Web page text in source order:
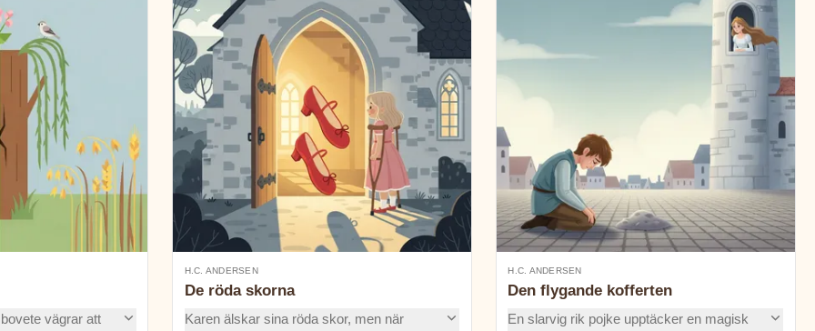
vägrar att
H.C. ANDERSEN
De röda skorna
Karen älskar sina röda skor, men när
H.C. ANDERSEN
Den flygande kofferten
En slarvig rik pojke upptäcker en magisk